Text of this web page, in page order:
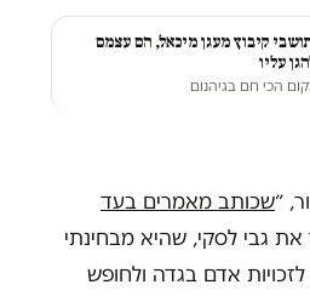
קיבוץ מעגן מיכאל, הם עצמם
עליו
הכי חם בגיהנום
״שכותב מאמרים בעד
את גבי לסקי, שהיא מבחינתי
אדם בגדה ולחופש